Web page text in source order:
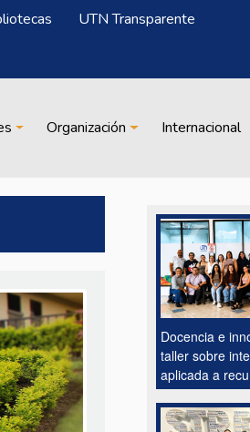
UTN Transparente
Organización Internacional
Docencia e
taller sobre
aplicada a